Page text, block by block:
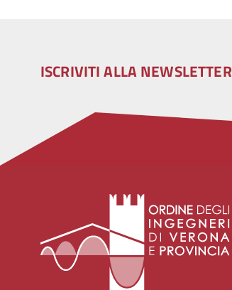
ISCRIVITI ALLA NEWSLETTER